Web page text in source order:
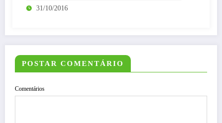
31/10/2016
POSTAR COMENTÁRIO
Comentários